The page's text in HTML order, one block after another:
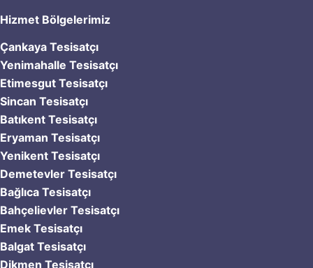
Hizmet Bölgelerimiz
Çankaya Tesisatçı
Yenimahalle Tesisatçı
Etimesgut Tesisatçı
Sincan Tesisatçı
Batıkent Tesisatçı
Eryaman Tesisatçı
Yenikent Tesisatçı
Demetevler Tesisatçı
Bağlıca Tesisatçı
Bahçelievler Tesisatçı
Emek Tesisatçı
Balgat Tesisatçı
Dikmen Tesisatçı